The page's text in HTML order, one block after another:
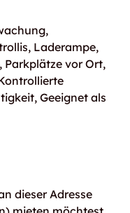
Laderampe,
Parkplätze vor Ort,
Geeignet als
dieser Adresse